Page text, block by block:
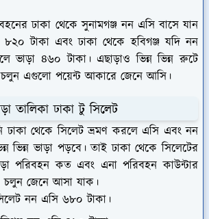
ঢাকা থেকে সুনামগঞ্জ নন এসি বাসে যান
৮২০ টাকা এবং ঢাকা থেকে হবিগঞ্জ যদি নন
ভাড়া ৪৬০ টাকা। এছাড়াও ভিন্ন ভিন্ন রুটে
চলুন এগুলো পয়েন্ট আকারে জেনে আসি।
তালিকা ঢাকা টু সিলেট
ঢাকা থেকে সিলেট ভ্রমণ করলে এসি এবং নন
ভিন্ন ভাড়া পড়বে। তাই ঢাকা থেকে সিলেটের
পরিবহন কত এবং এনা পরিবহন কাউন্টার
চলুন জেনে আসা যাক।
নন এসি ৬৮০ টাকা।